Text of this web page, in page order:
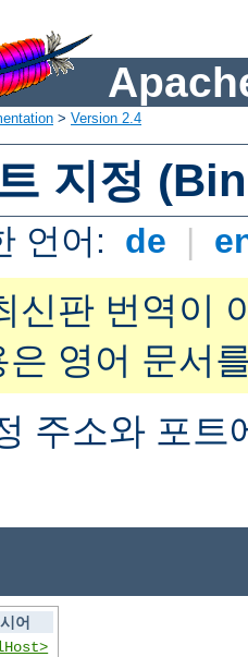
> Version 2.4
지정
언어: de |
신판 번역이
은 영어 문서
주소와 포트
어